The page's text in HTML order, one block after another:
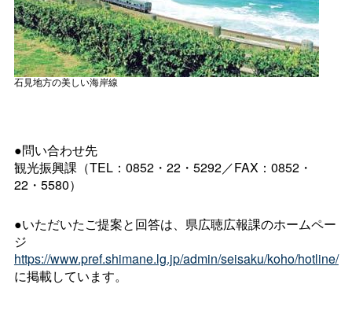
石見地方の美しい海岸線
●問い合わせ先
観光振興課（TEL：0852・22・5292／FAX：0852・
22・5580）
●いただいたご提案と回答は、県広聴広報課のホームペー
ジ
https://www.pref.shimane.lg.jp/admin/seisaku/koho/hotline/
に掲載しています。